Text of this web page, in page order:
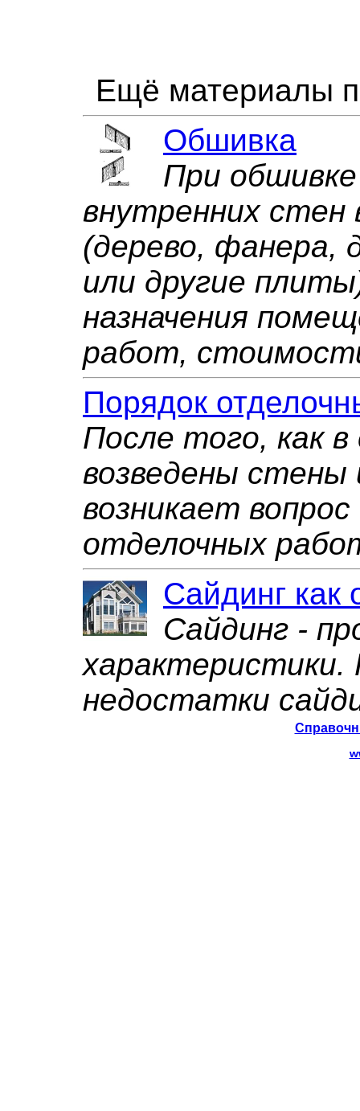
Ещё материалы
Обшивка
При
внутренних
(дерево, фанера,
или другие
назначения
работ,
Порядок
После того, как
возведены
возникает
отделочных
Сайдинг как
Сайдинг -
недостатки